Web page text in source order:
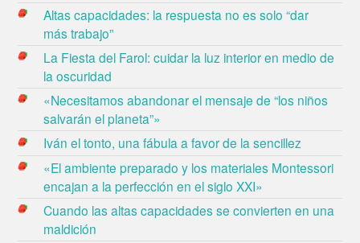
Altas capacidades: la respuesta no es solo “dar
más trabajo”
La Fiesta del Farol: cuidar la luz interior en medio de
la oscuridad
«Necesitamos abandonar el mensaje de “los niños
salvarán el planeta”»
Iván el tonto, una fábula a favor de la sencillez
«El ambiente preparado y los materiales Montessori
encajan a la perfección en el siglo XXI»
Cuando las altas capacidades se convierten en una
maldición